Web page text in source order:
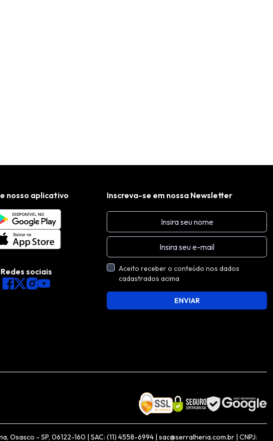
nosso aplicativo
Redes sociais
Inscreva-se em nossa Newsletter
Aceito receber o conteúdo nos dados
cadastrados acima
ENVIAR
Osasco - SP, 06122-160 | SAC: (11) 4558-6994 | sac@serralheria.com.br | CNPJ: